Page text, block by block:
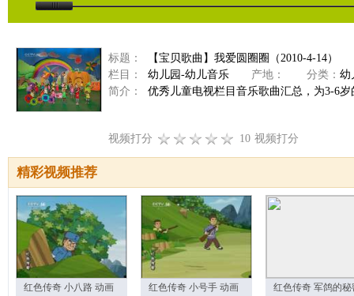
标题：
【宝贝歌曲】我爱圆圈圈（2010-4-14）
栏目：
幼儿园-幼儿音乐 产地： 分类： 幼
简介：
优秀儿童电视栏目音乐歌曲汇总，为3-6
视频打分 10 视频打分
精彩视频推荐
红色传奇 小八路 动画
红色传奇 小号手 动画
红色传奇 军鸽的秘